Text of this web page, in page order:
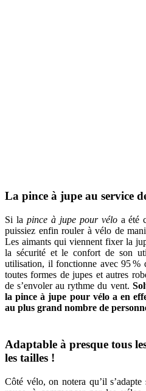
La pince à jupe au service
Si la pince à jupe pour véloa été
puissiez enfin rouler à vélo de
Les aimants qui viennent fixer la
la sécurité et le confort de son
utilisation, il fonctionne avec 95 %
toutes formes de jupes et autres
de s’envoler au rythme du vent.
la pince à jupe pour vélo a en
au plus grand nombre de
Adaptable à presque tous
les tailles !
Côté vélo, on notera qu’il